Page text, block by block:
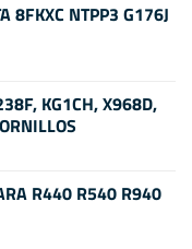
8FKXC NTPP3 G176J
KG1CH, X968D,
R440 R540 R940